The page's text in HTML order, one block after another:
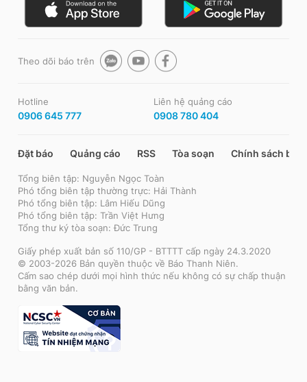
Theo dõi báo trên
Hotline
0906 645 777
Liên hệ quảng cáo
0908 780 404
Đặt báo Quảng cáo RSS Tòa soạn Chính sách bảo
Tổng biên tập: Nguyễn Ngọc Toàn
Phó tổng biên tập thường trực: Hải Thành
Phó tổng biên tập: Lâm Hiếu Dũng
Phó tổng biên tập: Trần Việt Hưng
Tổng thư ký tòa soạn: Đức Trung
Giấy phép xuất bản số 110/GP - BTTTT cấp ngày 24.3.2020
© 2003-2026 Bản quyền thuộc về Báo Thanh Niên.
Cấm sao chép dưới mọi hình thức nếu không có sự chấp thuận
bằng văn bản.